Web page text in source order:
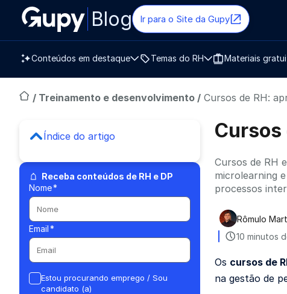
Blog Ir para o Site da Gupy
Conteúdos em destaque Temas do RH Materiais
/ Treinamento e desenvolvimento / Cursos de RH:
Índice do artigo
Receba conteúdos de RH e DP
Nome*
Email*
Estou procurando emprego / Sou
candidato (a)
Cursos de RH
microlearning
processos
Publicado
Rômulo
10 minutos
Os cursos de
na gestão de